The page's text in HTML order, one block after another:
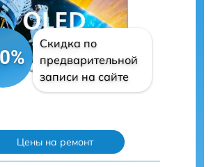
Скидка по
предварительной
записи на сайте
Цены на ремонт